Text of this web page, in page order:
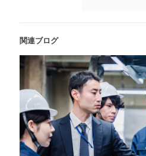
関連ブログ